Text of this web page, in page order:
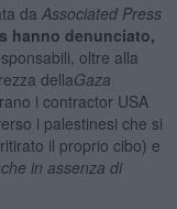
da Associated Press
hanno denunciato,
oltre alla
dellaGaza
i contractor USA
i palestinesi che si
il proprio cibo) e
in assenza di